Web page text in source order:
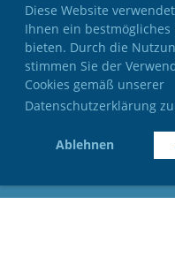
Diese Website
Ihnen ein bestmögliches
bieten. Durch die
stimmen Sie der
Cookies gemäß unserer
Datenschutzerklärung
Ablehnen